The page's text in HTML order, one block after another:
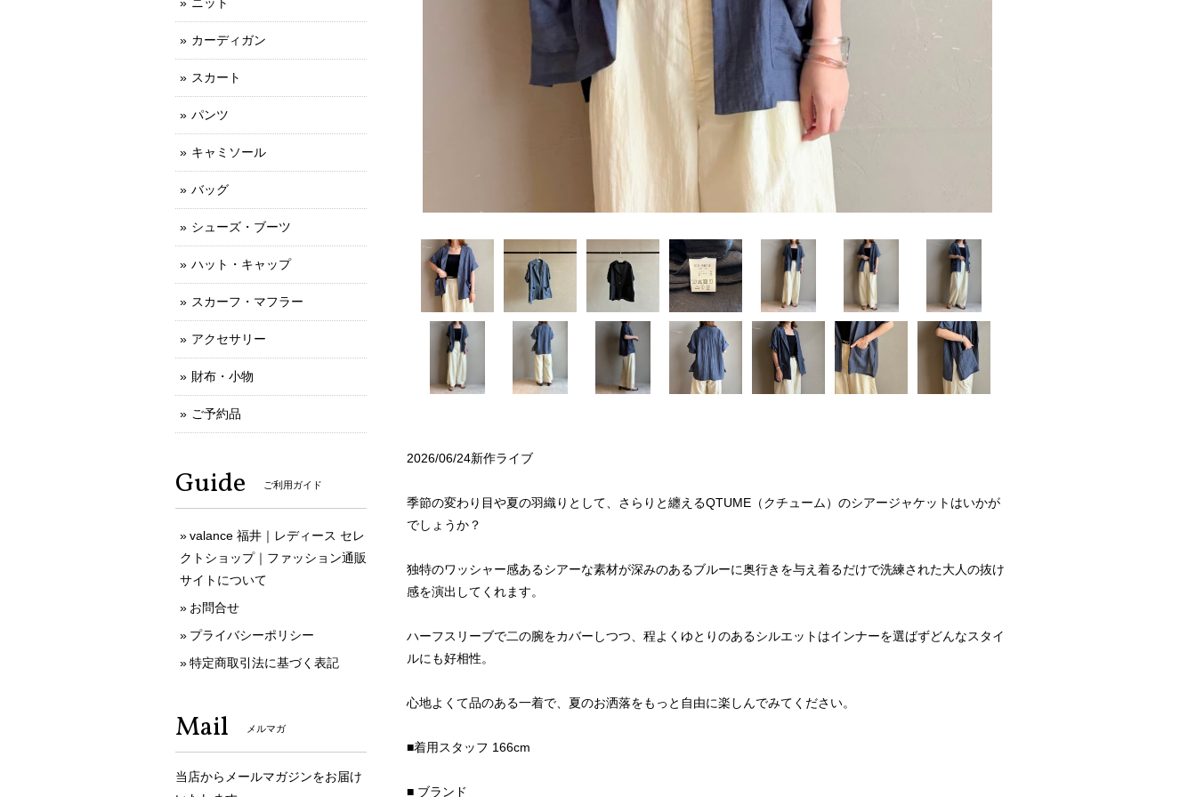
2026/06/24新作ライブ
季節の変わり目や夏の羽織りとして、さらりと纏えるQTUME（クチューム）のシアージャケットはいかが
でしょうか？
独特のワッシャー感あるシアーな素材が深みのあるブルーに奥行きを与え着るだけで洗練された大人の抜け
感を演出してくれます。
ハーフスリーブで二の腕をカバーしつつ、程よくゆとりのあるシルエットはインナーを選ばずどんなスタイ
ルにも好相性。
心地よくて品のある一着で、夏のお洒落をもっと自由に楽しんでみてください。
■着用スタッフ 166cm
■ ブランド
カーディガン
スカート
パンツ
キャミソール
バッグ
シューズ・ブーツ
ハット・キャップ
スカーフ・マフラー
アクセサリー
財布・小物
ご予約品
Guide ご利用ガイド
valance 福井｜レディース セレ
クトショップ｜ファッション通販
サイトについて
お問合せ
プライバシーポリシー
特定商取引法に基づく表記
Mail メルマガ
当店からメールマガジンをお届け